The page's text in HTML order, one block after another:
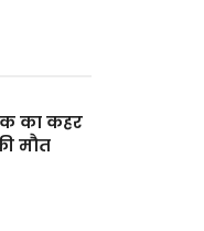
का कहर
मौत